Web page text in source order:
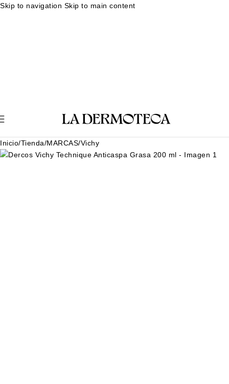
Skip to navigation Skip to main content
Inicio/Tienda/MARCAS/Vichy